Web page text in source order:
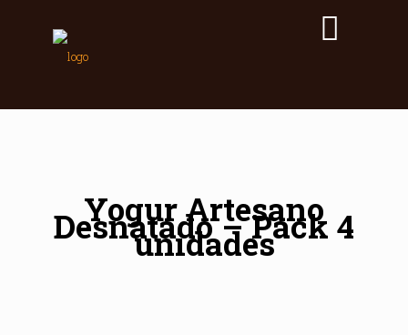
Yogur Artesano
Desnatado – Pack 4
unidades